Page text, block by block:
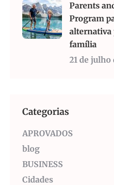
Parents
Program
alternativa
família
21 de julho
Categorias
APROVADOS
blog
BUSINESS
Cidades